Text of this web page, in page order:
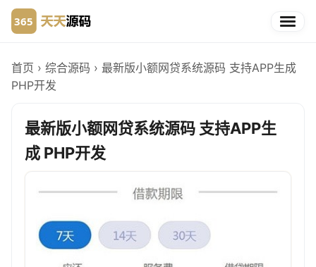
首页 › 综合源码 › 最新版小额网贷系统源码 支持APP生成
PHP开发
最新版小额网贷系统源码 支持APP生
成 PHP开发